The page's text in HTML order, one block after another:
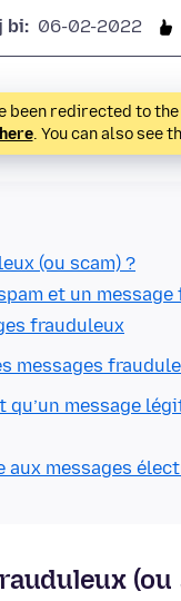
bi: 06-02-2022
been redirected to
. You can also see
(ou scam) ?
et un message
frauduleux
messages
message
aux messages
(ou